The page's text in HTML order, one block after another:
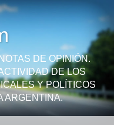
DE OPINIÓN.
DE LOS
Y POLÍTICOS
ARGENTINA.